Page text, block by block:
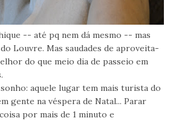
-- até pq nem dá mesmo -- mas
Louvre. Mas saudades de aproveita-
do que meio dia de passeio em
aquele lugar tem mais turista do
gente na véspera de Natal... Parar
por mais de 1 minuto e